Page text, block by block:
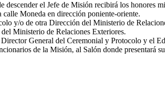
el Jefe de Misión recibirá los honores
Moneda en dirección poniente-oriente.
y/o de otra Dirección del Ministerio de
Ministerio de Relaciones Exteriores.
General del Ceremonial y Protocolo y el
de la Misión, al Salón donde presentará